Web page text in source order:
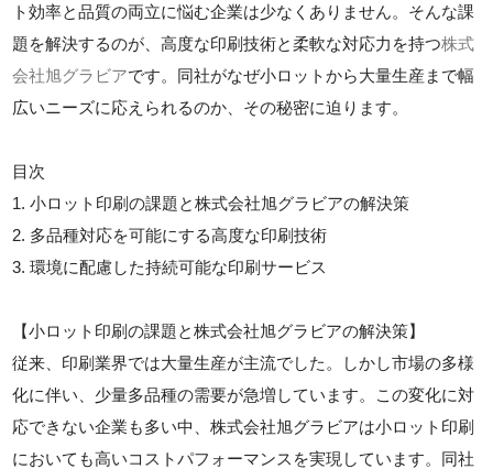
ト効率と品質の両立に悩む企業は少なくありません。そんな課
題を解決するのが、高度な印刷技術と柔軟な対応力を持つ株式
会社旭グラビアです。同社がなぜ小ロットから大量生産まで幅
広いニーズに応えられるのか、その秘密に迫ります。
目次
1. 小ロット印刷の課題と株式会社旭グラビアの解決策
2. 多品種対応を可能にする高度な印刷技術
3. 環境に配慮した持続可能な印刷サービス
【小ロット印刷の課題と株式会社旭グラビアの解決策】
従来、印刷業界では大量生産が主流でした。しかし市場の多様
化に伴い、少量多品種の需要が急増しています。この変化に対
応できない企業も多い中、株式会社旭グラビアは小ロット印刷
においても高いコストパフォーマンスを実現しています。同社